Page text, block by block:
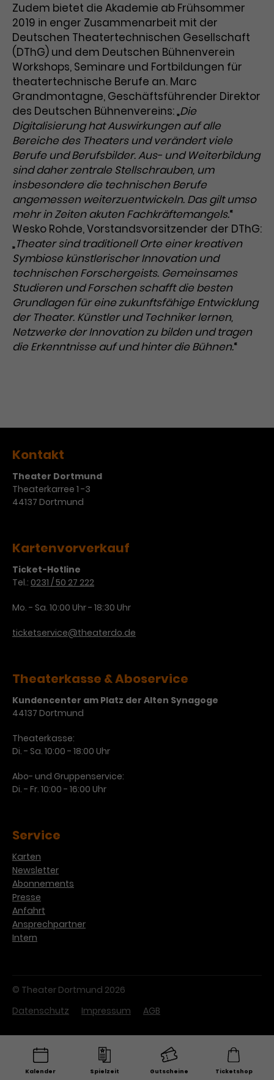
Zudem bietet die Akademie ab Frühsommer
2019 in enger Zusammenarbeit mit der
Deutschen Theatertechnischen Gesellschaft
(DThG) und dem Deutschen Bühnenverein
Workshops, Seminare und Fortbildungen für
theatertechnische Berufe an. Marc
Grandmontagne, Geschäftsführender Direktor
des Deutschen Bühnenvereins: „Die
Digitalisierung hat Auswirkungen auf alle
Bereiche des Theaters und verändert viele
Berufe und Berufsbilder. Aus- und Weiterbildung
sind daher zentrale Stellschrauben, um
insbesondere die technischen Berufe
angemessen weiterzuentwickeln. Das gilt umso
mehr in Zeiten akuten Fachkräftemangels.“
Wesko Rohde, Vorstandsvorsitzender der DThG:
„Theater sind traditionell Orte einer kreativen
Symbiose künstlerischer Innovation und
technischen Forschergeists. Gemeinsames
Studieren und Forschen schafft die besten
Grundlagen für eine zukunftsfähige Entwicklung
der Theater. Künstler und Techniker lernen,
Netzwerke der Innovation zu bilden und tragen
die Erkenntnisse auf und hinter die Bühnen.“
Kontakt
Theater Dortmund
Theaterkarree 1 -3
44137 Dortmund
Kartenvorverkauf
Ticket-Hotline
Tel.: 0231 / 50 27 222
Mo. - Sa. 10:00 Uhr - 18:30 Uhr
ticketservice@theaterdo.de
Theaterkasse & Aboservice
Kundencenter am Platz der Alten Synagoge
44137 Dortmund
Theaterkasse:
Di. - Sa. 10:00 - 18:00 Uhr
Abo- und Gruppenservice:
Di. - Fr. 10:00 - 16:00 Uhr
Service
Karten
Newsletter
Abonnements
Presse
Anfahrt
Ansprechpartner
Intern
© Theater Dortmund 2026
Datenschutz
Impressum AGB
Kalender Spielzeit Gutscheine Ticketshop